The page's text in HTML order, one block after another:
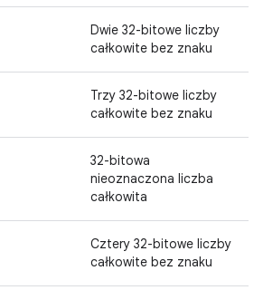
Dwie 32-bitowe liczby
całkowite bez znaku
Trzy 32-bitowe liczby
całkowite bez znaku
32-bitowa
nieoznaczona liczba
całkowita
Cztery 32-bitowe liczby
całkowite bez znaku